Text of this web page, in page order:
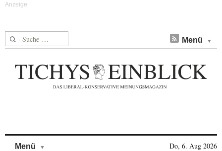
Suche nach: Menü
Menü Do, 6. Aug 2026